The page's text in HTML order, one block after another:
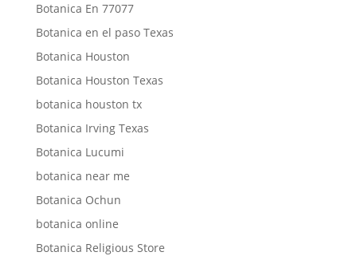
Botanica En 77077
Botanica en el paso Texas
Botanica Houston
Botanica Houston Texas
botanica houston tx
Botanica Irving Texas
Botanica Lucumi
botanica near me
Botanica Ochun
botanica online
Botanica Religious Store